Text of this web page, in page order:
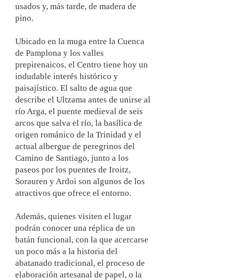
usados y, más tarde, de madera de
pino.
Ubicado en la muga entre la Cuenca
de Pamplona y los valles
prepirenaicos, el Centro tiene hoy un
indudable interés histórico y
paisajístico. El salto de agua que
describe el Ultzama antes de unirse al
río Arga, el puente medieval de seis
arcos que salva el río, la basílica de
origen románico de la Trinidad y el
actual albergue de peregrinos del
Camino de Santiago, junto a los
paseos por los puentes de Iroitz,
Sorauren y Ardoi son algunos de los
atractivos que ofrece el entorno.
Además, quienes visiten el lugar
podrán conocer una réplica de un
batán funcional, con la que acercarse
un poco más a la historia del
abatanado tradicional, el proceso de
elaboración artesanal de papel, o la